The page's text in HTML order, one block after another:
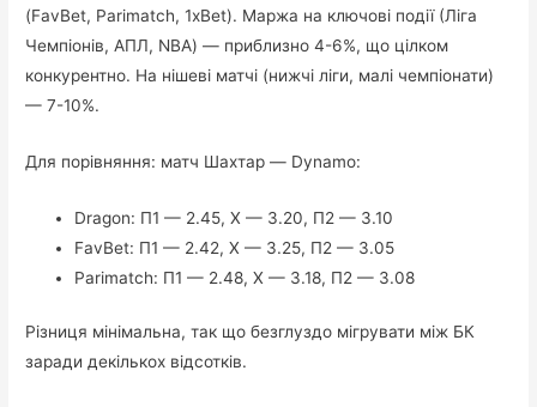
(FavBet, Parimatch, 1xBet). Маржа на ключові події (Ліга
Чемпіонів, АПЛ, NBA) — приблизно 4-6%, що цілком
конкурентно. На нішеві матчі (нижчі ліги, малі чемпіонати)
— 7-10%.
Для порівняння: матч Шахтар — Dynamo:
Dragon: П1 — 2.45, Х — 3.20, П2 — 3.10
FavBet: П1 — 2.42, Х — 3.25, П2 — 3.05
Parimatch: П1 — 2.48, Х — 3.18, П2 — 3.08
Різниця мінімальна, так що безглуздо мігрувати між БК
заради декількох відсотків.